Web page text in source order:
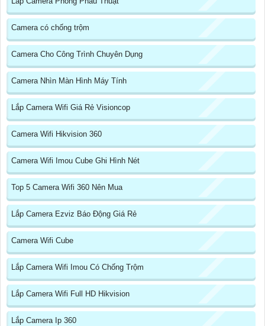
Camera có chống trộm
Camera Cho Công Trình Chuyên Dụng
Camera Nhìn Màn Hình Máy Tính
Lắp Camera Wifi Giá Rẻ Visioncop
Camera Wifi Hikvision 360
Camera Wifi Imou Cube Ghi Hình Nét
Top 5 Camera Wifi 360 Nên Mua
Lắp Camera Ezviz Báo Động Giá Rẻ
Camera Wifi Cube
Lắp Camera Wifi Imou Có Chống Trộm
Lắp Camera Wifi Full HD Hikvision
Lắp Camera Ip 360